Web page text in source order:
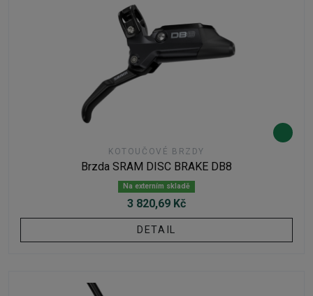
KOTOUČOVÉ BRZDY
Brzda SRAM DISC BRAKE DB8
Na externím skladě
3 820,69 Kč
DETAIL